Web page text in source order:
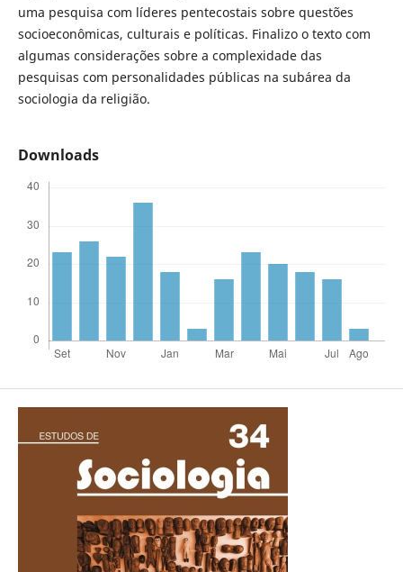
uma pesquisa com líderes pentecostais sobre questões
socioeconômicas, culturais e políticas. Finalizo o texto com
algumas considerações sobre a complexidade das
pesquisas com personalidades públicas na subárea da
sociologia da religião.
Downloads